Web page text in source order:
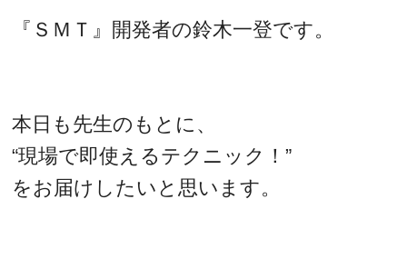
『ＳＭＴ』開発者の鈴木一登です。
本日も先生のもとに、
“現場で即使えるテクニック！”
をお届けしたいと思います。